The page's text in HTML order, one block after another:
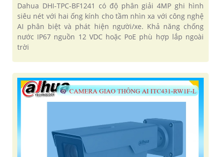
Dahua DHI-TPC-BF1241 có độ phân giải 4MP ghi hình
siêu nét với hai ống kính cho tầm nhìn xa với công nghệ
AI phân biệt và phát hiện người/xe. Khả năng chống
nước IP67 nguồn 12 VDC hoặc PoE phù hợp lắp ngoài
trời